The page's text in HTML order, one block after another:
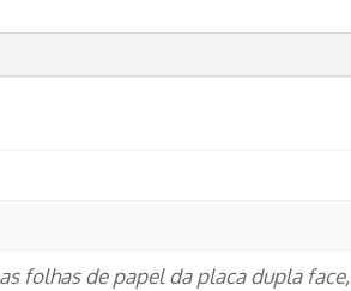
folhas de papel da placa dupla